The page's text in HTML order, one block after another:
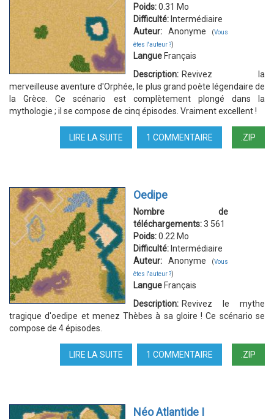
Poids:0.31 Mo
Difficulté: Intermédiaire
Auteur: Anonyme (Vous
êtes l'auteur ?)
Langue Français
Description: Revivez la
merveilleuse aventure d'Orphée, le plus grand poète légendaire de
la Grèce. Ce scénario est complètement plongé dans la
mythologie ; il se compose de cinq épisodes. Vraiment excellent !
.ZIP
LIRE LA SUITE
ORPHÉE
1 COMMENTAIRE
Oedipe
Nombre de
téléchargements:3 561
Poids:0.22 Mo
Difficulté: Intermédiaire
Auteur: Anonyme (Vous
êtes l'auteur ?)
Langue Français
Description: Revivez le mythe
tragique d'oedipe et menez Thèbes à sa gloire ! Ce scénario se
compose de 4 épisodes.
.ZIP
LIRE LA SUITE
OEDIPE
1 COMMENTAIRE
Néo Atlantide I